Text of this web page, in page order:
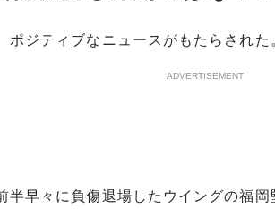
ジティブなニュースがもたらされた
ADVERTISEMENT
早々に負傷退場したウイングの福